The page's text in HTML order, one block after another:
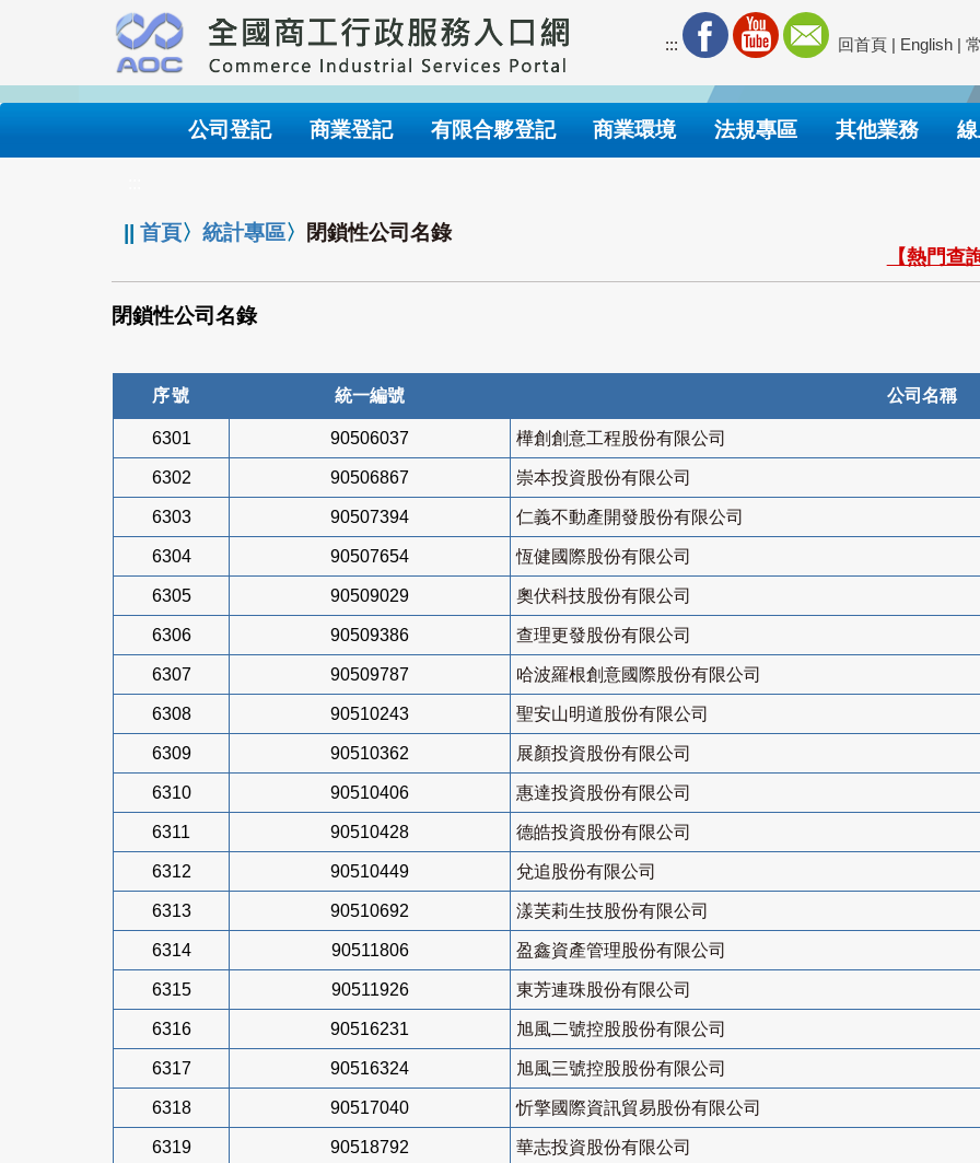
要
內
::: 回首頁 | English |
公司登記 商業登記 有限合夥登記 商業環境 法規專區 其他業務
||首頁〉統計專區〉 閉鎖性公司名錄
【熱門查
閉鎖性公司名錄
序號 統一編號 公司名稱
6301 90506037 樺創創意工程股份有限公司
6302 90506867 崇本投資股份有限公司
6303 90507394 仁義不動產開發股份有限公司
6304 90507654 恆健國際股份有限公司
6305 90509029 奧伏科技股份有限公司
6306 90509386 查理更發股份有限公司
6307 90509787 哈波羅根創意國際股份有限公司
6308 90510243 聖安山明道股份有限公司
6309 90510362 展顏投資股份有限公司
6310 90510406 惠達投資股份有限公司
6311 90510428 德皓投資股份有限公司
6312 90510449 兌追股份有限公司
6313 90510692 漾芙莉生技股份有限公司
6314 90511806 盈鑫資產管理股份有限公司
6315 90511926 東芳連珠股份有限公司
6316 90516231 旭風二號控股股份有限公司
6317 90516324 旭風三號控股股份有限公司
6318 90517040 忻擎國際資訊貿易股份有限公司
6319 90518792 華志投資股份有限公司